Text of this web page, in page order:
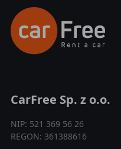
CarFree Sp. z o.o.
NIP: 521 369 56 26
REGON: 361388616